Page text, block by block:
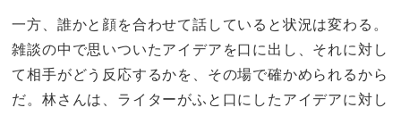
一方、誰かと顔を合わせて話していると状況は変わる。
雑談の中で思いついたアイデアを口に出し、それに対し
て相手がどう反応するかを、その場で確かめられるから
だ。林さんは、ライターがふと口にしたアイデアに対し